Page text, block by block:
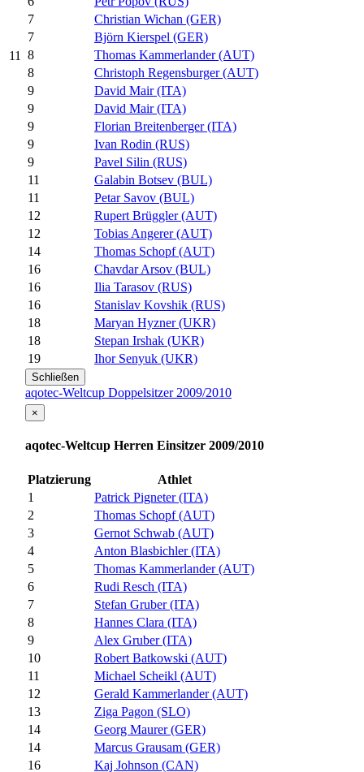
11
7
Christian Wichan (GER)
7
Björn Kierspel (GER)
8
Thomas Kammerlander (AUT)
8
Christoph Regensburger (AUT)
9
David Mair (ITA)
9
David Mair (ITA)
9
Florian Breitenberger (ITA)
9
Ivan Rodin (RUS)
9
Pavel Silin (RUS)
11
Galabin Botsev (BUL)
11
Petar Savov (BUL)
12
Rupert Brüggler (AUT)
12
Tobias Angerer (AUT)
14
Thomas Schopf (AUT)
16
Chavdar Arsov (BUL)
16
Ilia Tarasov (RUS)
16
Stanislav Kovshik (RUS)
18
Maryan Hyzner (UKR)
18
Stepan Irshak (UKR)
19
Ihor Senyuk (UKR)
Schließen
aqotec-Weltcup Doppelsitzer 2009/2010
×
aqotec-Weltcup Herren Einsitzer 2009/2010
Platzierung
Athlet
1
Patrick Pigneter (ITA)
2
Thomas Schopf (AUT)
3
Gernot Schwab (AUT)
4
Anton Blasbichler (ITA)
5
Thomas Kammerlander (AUT)
6
Rudi Resch (ITA)
7
Stefan Gruber (ITA)
8
Hannes Clara (ITA)
9
Alex Gruber (ITA)
10
Robert Batkowski (AUT)
11
Michael Scheikl (AUT)
12
Gerald Kammerlander (AUT)
13
Ziga Pagon (SLO)
14
Georg Maurer (GER)
14
Marcus Grausam (GER)
16
Kaj Johnson (CAN)